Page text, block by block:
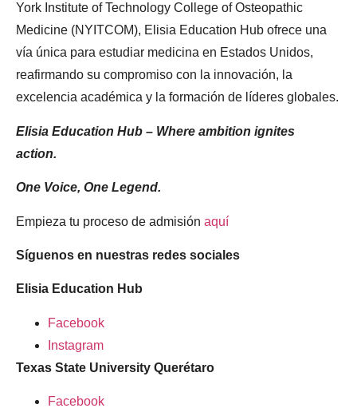
York Institute of Technology College of Osteopathic
Medicine (NYITCOM), Elisia Education Hub ofrece una
vía única para estudiar medicina en Estados Unidos,
reafirmando su compromiso con la innovación, la
excelencia académica y la formación de líderes globales.
Elisia Education Hub – Where ambition ignites
action.
One Voice, One Legend.
Empieza tu proceso de admisión aquí
Síguenos en nuestras redes sociales
Elisia Education Hub
Facebook
Instagram
Texas State University Querétaro
Facebook